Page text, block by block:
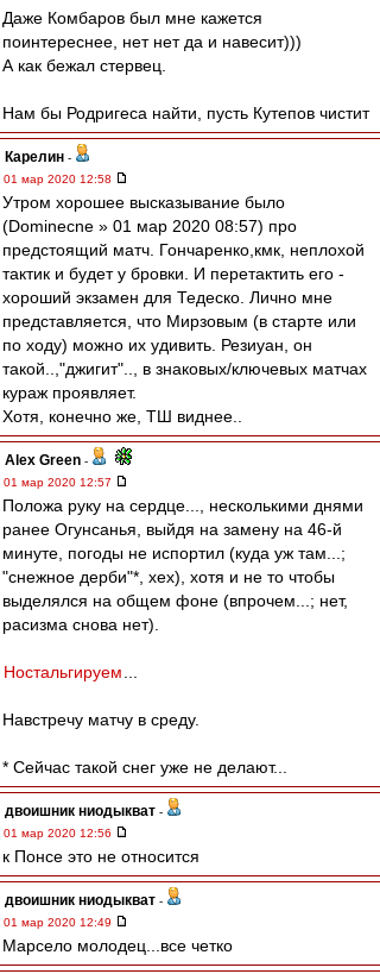
Даже Комбаров был мне кажется
поинтереснее, нет нет да и навесит)))
А как бежал стервец.
Нам бы Родригеса найти, пусть Кутепов чистит
Карелин -
01 мар 2020 12:58
Утром хорошее высказывание было
(Dominecne » 01 мар 2020 08:57) про
предстоящий матч. Гончаренко,кмк, неплохой
тактик и будет у бровки. И перетактить его -
хороший экзамен для Тедеско. Лично мне
представляется, что Мирзовым (в старте или
по ходу) можно их удивить. Резиуан, он
такой..,"джигит".., в знаковых/ключевых матчах
кураж проявляет.
Хотя, конечно же, ТШ виднее..
Alex Green -
01 мар 2020 12:57
Положа руку на сердце..., несколькими днями
ранее Огунсанья, выйдя на замену на 46-й
минуте, погоды не испортил (куда уж там...;
"снежное дерби"*, хех), хотя и не то чтобы
выделялся на общем фоне (впрочем...; нет,
расизма снова нет).
Ностальгируем
Навстречу матчу в среду.
* Сейчас такой снег уже не делают...
двоишник ниодыкват -
01 мар 2020 12:56
к Понсе это не относится
двоишник ниодыкват -
01 мар 2020 12:49
Марсело молодец...все четко